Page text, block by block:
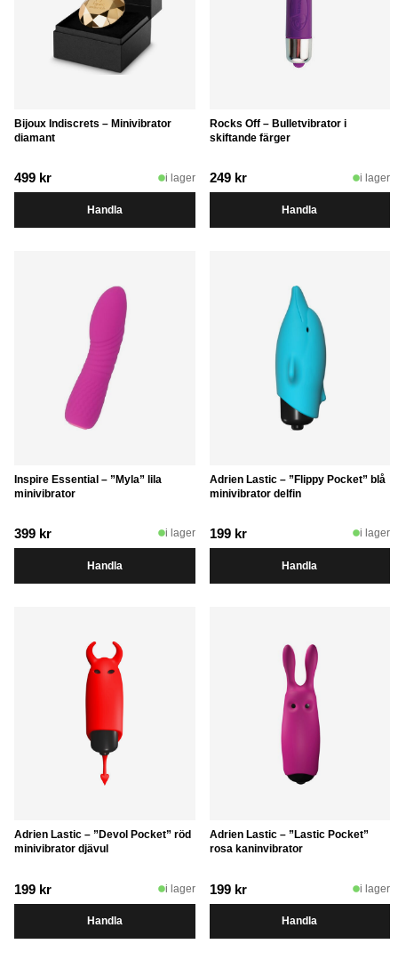
Bijoux Indiscrets – Minivibrator
diamant
499 kr i lager
Handla
Rocks Off – Bulletvibrator i
skiftande färger
249 kr i lager
Handla
Inspire Essential – ”Myla” lila
minivibrator
399 kr i lager
Handla
Adrien Lastic – ”Flippy Pocket” blå
minivibrator delfin
199 kr i lager
Handla
Adrien Lastic – ”Devol Pocket” röd
minivibrator djävul
199 kr i lager
Handla
Adrien Lastic – ”Lastic Pocket”
rosa kaninvibrator
199 kr i lager
Handla